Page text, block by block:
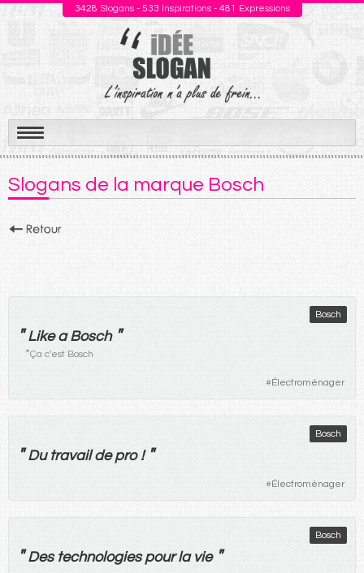
3428 Slogans - 533 Inspirations - 481 Expressions
Aller
au
contenu
Slogans de la marque Bosch
Bosch
"Like a Bosch "
*Ça c'est Bosch
#Électroménager
Bosch
" Du travail de pro! "
#Électroménager
Bosch
" Des technologies pour la vie "